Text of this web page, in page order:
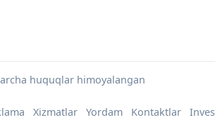
huquqlar himoyalangan
Xizmatlar Yordam Kontaktlar